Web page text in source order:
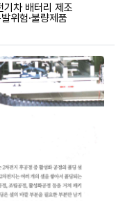
차 배터리 제조
위험·불량제품